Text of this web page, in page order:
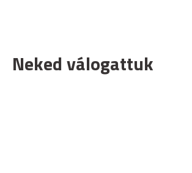
Neked válogattuk